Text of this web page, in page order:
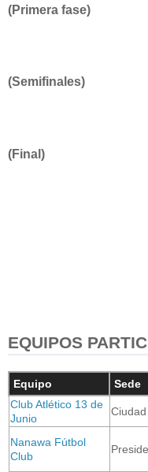
(Primera fase)
(Semifinales)
(Final)
EQUIPOS
Equipo Sede
Club Atlético 13 de
Junio
Nanawa Fútbol
Club